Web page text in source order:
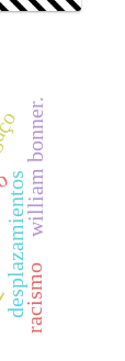
desplazamientos
william bonner.
racismo